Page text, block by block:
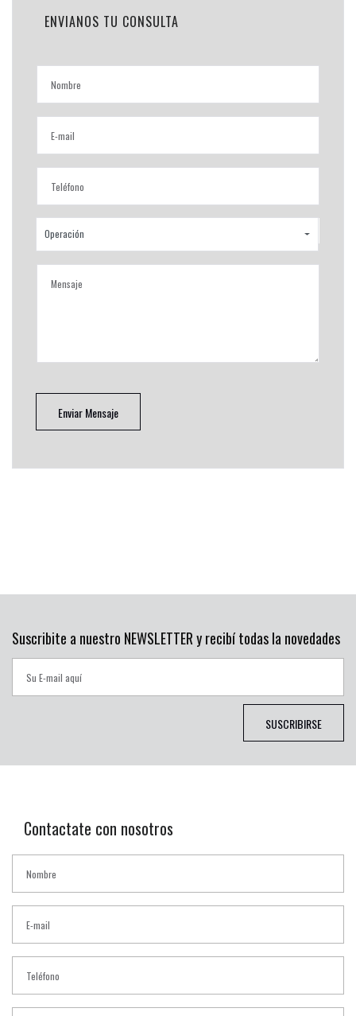
ENVIANOS TU CONSULTA
Operación
Enviar Mensaje
Suscribite a nuestro NEWSLETTER y recibí todas la novedades
SUSCRIBIRSE
Contactate con nosotros